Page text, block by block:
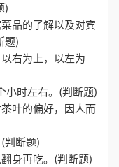
)
品的了解以及对宾
题)
右为上，以左为
小时左右。(判断题)
叶的偏好，因人而
判断题)
身再吃。(判断题)